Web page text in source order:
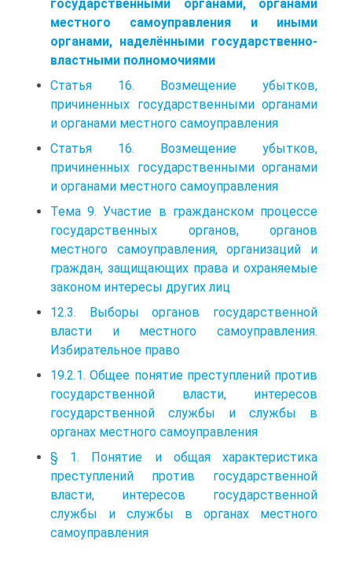
государственными органами, органами
местного самоуправления и иными
органами, наделёнными государственно-
властными полномочиями
Статья 16. Возмещение убытков,
причиненных государственными органами
и органами местного самоуправления
Статья 16. Возмещение убытков,
причиненных государственными органами
и органами местного самоуправления
Тема 9. Участие в гражданском процессе
государственных органов, органов
местного самоуправления, организаций и
граждан, защищающих права и охраняемые
законом интересы других лиц
12.3. Выборы органов государственной
власти и местного самоуправления.
Избирательное право
19.2.1. Общее понятие преступлений против
государственной власти, интересов
государственной службы и службы в
органах местного самоуправления
§ 1. Понятие и общая характеристика
преступлений против государственной
власти, интересов государственной
службы и службы в органах местного
самоуправления